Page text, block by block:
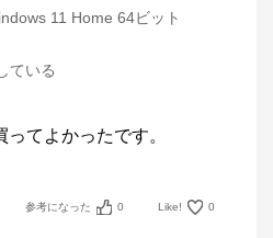
11 Home 64ビット
ている
てよかったです。
参考になった 0 Like! 0